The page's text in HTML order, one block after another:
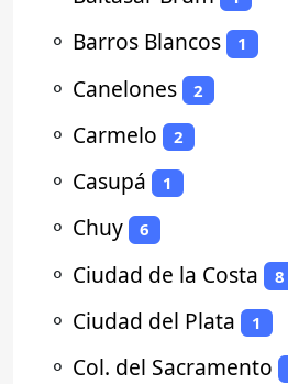
⚬ Barros Blancos 1
⚬ Canelones 2
⚬ Carmelo 2
⚬ Casupá 1
⚬ Chuy 6
⚬ Ciudad de la Costa 8
⚬ Ciudad del Plata 1
⚬ Col. del Sacramento